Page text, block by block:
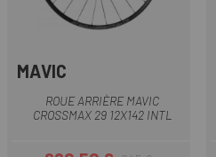
MAVIC
ROUE ARRIÈRE MAVIC
CROSSMAX 29 12X142 INTL